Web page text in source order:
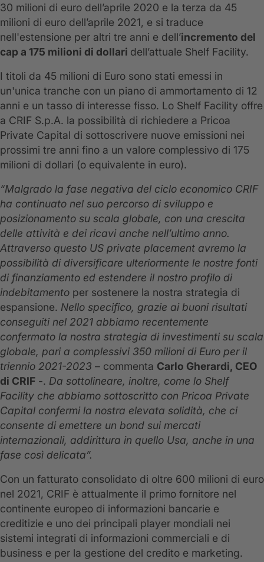
30 milioni di euro dell’aprile 2020 e la terza da 45
milioni di euro dell’aprile 2021, e si traduce
nell'estensione per altri tre anni e dell’incremento del
cap a 175 milioni di dollari dell’attuale Shelf Facility.
I titoli da 45 milioni di Euro sono stati emessi in
un'unica tranche con un piano di ammortamento di 12
anni e un tasso di interesse fisso. Lo Shelf Facility offre
a CRIF S.p.A. la possibilità di richiedere a Pricoa
Private Capital di sottoscrivere nuove emissioni nei
prossimi tre anni fino a un valore complessivo di 175
milioni di dollari (o equivalente in euro).
“Malgrado la fase negativa del ciclo economico CRIF
ha continuato nel suo percorso di sviluppo e
posizionamento su scala globale, con una crescita
delle attività e dei ricavi anche nell’ultimo anno.
Attraverso questo US private placement avremo la
possibilità di diversificare ulteriormente le nostre fonti
di finanziamento ed estendere il nostro profilo di
indebitamento per sostenere la nostra strategia di
espansione. Nello specifico, grazie ai buoni risultati
conseguiti nel 2021 abbiamo recentemente
confermato la nostra strategia di investimenti su scala
globale, pari a complessivi 350 milioni di Euro per il
triennio 2021-2023 – commenta Carlo Gherardi, CEO
di CRIF -. Da sottolineare, inoltre, come lo Shelf
Facility che abbiamo sottoscritto con Pricoa Private
Capital confermi la nostra elevata solidità, che ci
consente di emettere un bond sui mercati
internazionali, addirittura in quello Usa, anche in una
fase così delicata”.
Con un fatturato consolidato di oltre 600 milioni di euro
nel 2021, CRIF è attualmente il primo fornitore nel
continente europeo di informazioni bancarie e
creditizie e uno dei principali player mondiali nei
sistemi integrati di informazioni commerciali e di
business e per la gestione del credito e marketing.